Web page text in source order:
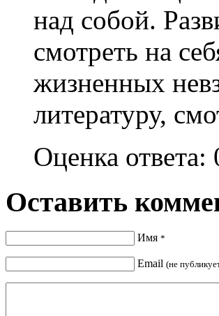
над собой.
смотреть на
жизненных
литературу,
Оценка ответа:
Оставить
Имя *
Email (не